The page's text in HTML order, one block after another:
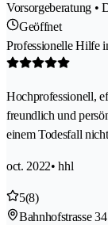
Vorsorgeberatung •
Geöffnet
Professionelle Hilfe
Hochprofessionell,
freundlich und
einem Todesfall
oct. 2022• hhl
5(8)
Bahnhofstrasse 3